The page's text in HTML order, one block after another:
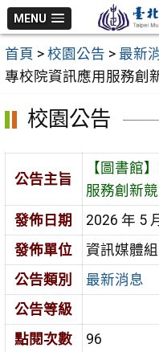
跳
至
主
要
MENU
首頁 > 校園公告 > 最新
專校院資訊應用服務創
校園公告
公告主旨
【圖書館
服務創新
發佈日期
2026 年 5
發佈單位
資訊媒體組
公告類別
最新消息
公告等級
點閱次數
96